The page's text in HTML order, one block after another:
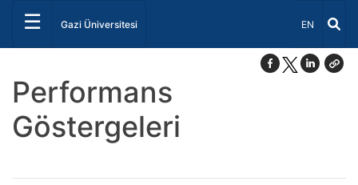
☰ Gazi Üniversitesi Dil Seçiniz
EN
Performans
Göstergeleri